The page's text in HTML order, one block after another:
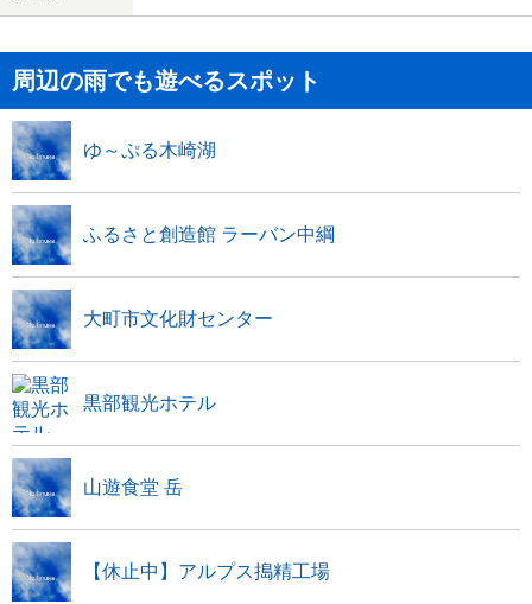
周辺の雨でも遊べるスポット
ゆ～ぷる木崎湖
ふるさと創造館 ラーバン中綱
大町市文化財センター
黒部観光ホテル
山遊食堂 岳
【休止中】アルプス搗精工場